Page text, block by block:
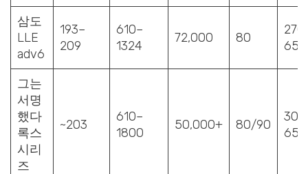
삼도
LLE
adv6
193–
209
610–
1324
72,000 80
그는
서명
했다
록스
시리
즈
~203
610–
1800
50,000+ 80/90